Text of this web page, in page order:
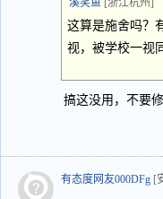
溪笑鱼 [浙江杭州]
这算是施舍吗？
视，被学校一视
搞这没用，不要
有态度网友000DFg [